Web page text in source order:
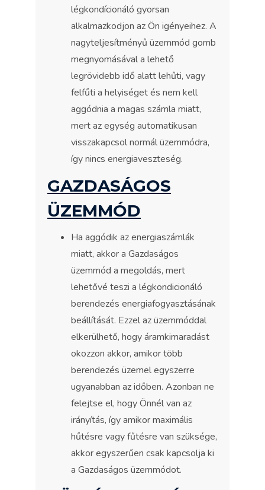
légkondícionáló gyorsan
alkalmazkodjon az Ön igényeihez. A
nagyteljesítményű üzemmód gomb
megnyomásával a lehető
legrövidebb idő alatt lehűti, vagy
felfűti a helyiséget és nem kell
aggódnia a magas számla miatt,
mert az egység automatikusan
visszakapcsol normál üzemmódra,
így nincs energiaveszteség.
GAZDASÁGOS
ÜZEMMÓD
Ha aggódik az energiaszámlák
miatt, akkor a Gazdaságos
üzemmód a megoldás, mert
lehetővé teszi a légkondicionáló
berendezés energiafogyasztásának
beállítását. Ezzel az üzemmóddal
elkerülhető, hogy áramkimaradást
okozzon akkor, amikor több
berendezés üzemel egyszerre
ugyanabban az időben. Azonban ne
felejtse el, hogy Önnél van az
irányítás, így amikor maximális
hűtésre vagy fűtésre van szüksége,
akkor egyszerűen csak kapcsolja ki
a Gazdaságos üzemmódot.